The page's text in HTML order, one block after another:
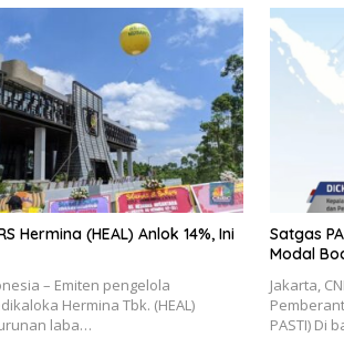
Hermina (HEAL) Anlok 14%, Ini
– Emiten pengelola
Hermina Tbk. (HEAL)
laba…
Satgas
Modal
Jakarta,
PASTI) Di